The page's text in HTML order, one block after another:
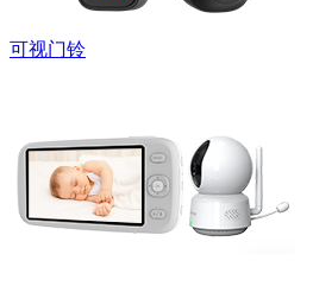
可视门铃